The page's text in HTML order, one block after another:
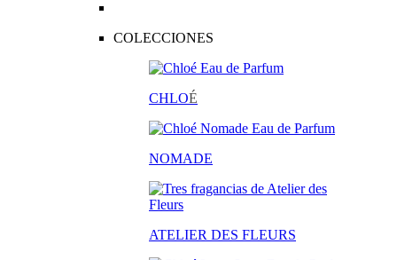
COLECCIONES
CHLOÉ
NOMADE
ATELIER DES FLEURS